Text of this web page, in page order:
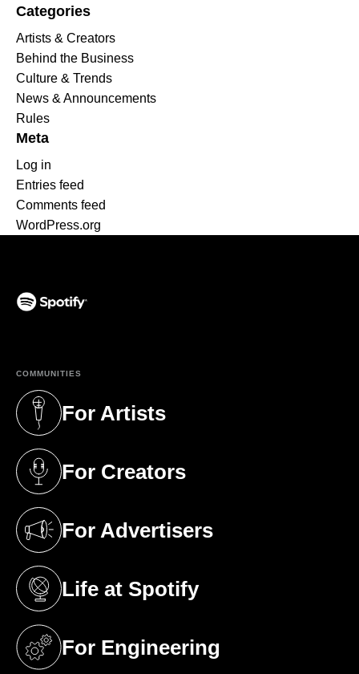
Categories
Artists & Creators
Behind the Business
Culture & Trends
News & Announcements
Rules
Meta
Log in
Entries feed
Comments feed
WordPress.org
COMMUNITIES
For Artists
(opens in a new tab)
For Creators
(opens in a new tab)
For Advertisers
(opens in a new tab)
Life at Spotify
(opens in a new tab)
For Engineering
(opens in a new tab)